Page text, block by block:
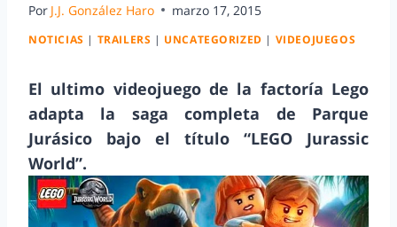
Por J.J. González Haro marzo 17, 2015
NOTICIAS | TRAILERS | UNCATEGORIZED | VIDEOJUEGOS
El ultimo videojuego de la factoría Lego
adapta la saga completa de Parque
Jurásico bajo el título “LEGO Jurassic
World”.